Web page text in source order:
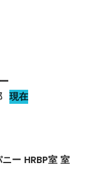
現在
ー HRBP室 室